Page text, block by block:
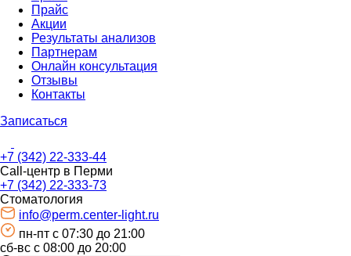
Прайс
Акции
Результаты анализов
Партнерам
Онлайн консультация
Отзывы
Контакты
Записаться
+7 (342) 22-333-44
Call-центр в Перми
+7 (342) 22-333-73
Стоматология
info@perm.center-light.ru
пн-пт c 07:30 до 21:00
сб-вс с 08:00 до 20:00